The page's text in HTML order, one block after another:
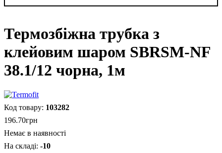
Термозбіжна трубка з
клейовим шаром SBRSM-NF
38.1/12 чорна, 1м
103282
196.70грн
Немає в наявності
-10